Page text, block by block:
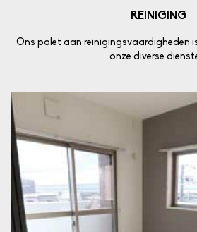
REINIGING
Ons palet aan reinigingsvaardigheden
onze diverse